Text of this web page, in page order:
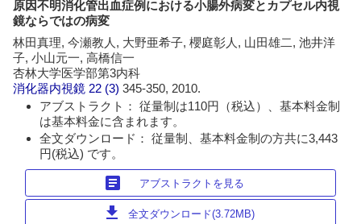
原因不明消化管出血症例における小腸外病変とカプセル内視
鏡ならではの病変
林田真理, 今瀬教人, 大野亜希子, 櫻庭彰人, 山田雄二, 池井洋
子, 小山元一, 高橋信一
杏林大学医学部第3内科
消化器内視鏡 22 (3)345-350, 2010.
アブストラクト： 従量制は110円（税込）、基本料金制
は基本料金に含まれます。
全文ダウンロード： 従量制、基本料金制の方共に3,443
円(税込) です。
article アブストラクトを見る
download 全文ダウンロード(3.72MB)